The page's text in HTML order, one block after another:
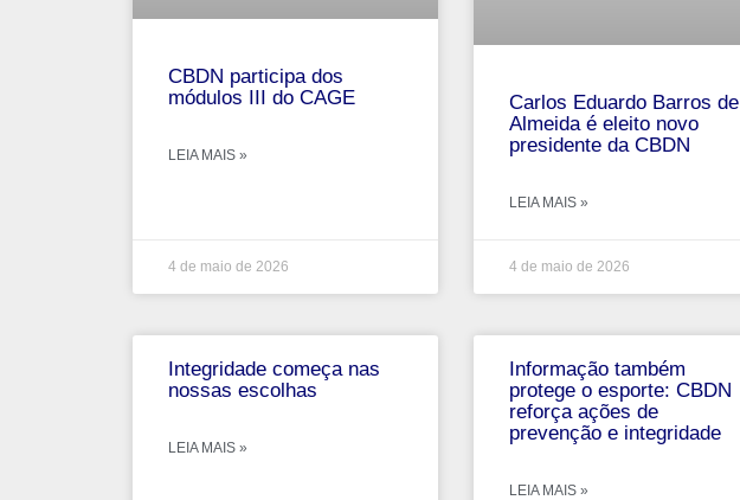
CBDN participa dos
módulos III do CAGE
LEIA MAIS »
4 de maio de 2026
Carlos Eduardo Barros de
Almeida é eleito novo
presidente da CBDN
LEIA MAIS »
4 de maio de 2026
Integridade começa nas
nossas escolhas
LEIA MAIS »
Informação também
protege o esporte: CBDN
reforça ações de
prevenção e integridade
LEIA MAIS »